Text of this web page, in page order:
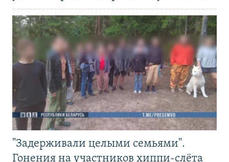
"Задерживали целыми семьями".
Гонения на участников хиппи-слёта